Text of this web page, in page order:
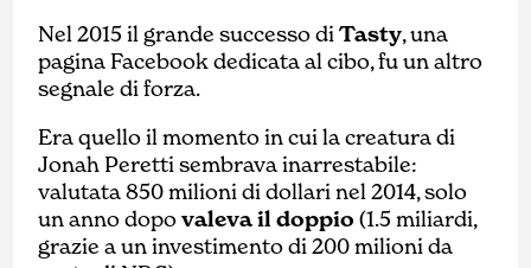
Nel 2015 il grande successo diTasty, una
pagina Facebook dedicata al cibo, fu un altro
segnale di forza.
Era quello il momento in cui la creatura di
Jonah Peretti sembrava inarrestabile:
valutata 850 milioni di dollari nel 2014, solo
un anno dopovaleva il doppio (1.5 miliardi,
grazie a un investimento di 200 milioni da